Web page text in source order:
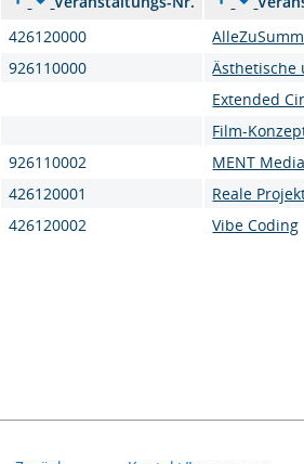
426120000
926110000
Ästhetische
Extended
Film-
926110002
MENT
426120001
Reale
426120002
Vibe Coding